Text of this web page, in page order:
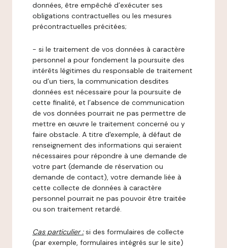
données, être empêché d’exécuter ses
obligations contractuelles ou les mesures
précontractuelles précitées;
- si le traitement de vos données à caractère
personnel a pour fondement la poursuite des
intérêts légitimes du responsable de traitement
ou d’un tiers, la communication desdites
données est nécessaire pour la poursuite de
cette finalité, et l’absence de communication
de vos données pourrait ne pas permettre de
mettre en œuvre le traitement concerné ou y
faire obstacle. A titre d'exemple, à défaut de
renseignement des informations qui seraient
nécessaires pour répondre à une demande de
votre part (demande de réservation ou
demande de contact), votre demande liée à
cette collecte de données à caractère
personnel pourrait ne pas pouvoir être traitée
ou son traitement retardé.
Cas particulier : si des formulaires de collecte
(par exemple, formulaires intégrés sur le site)